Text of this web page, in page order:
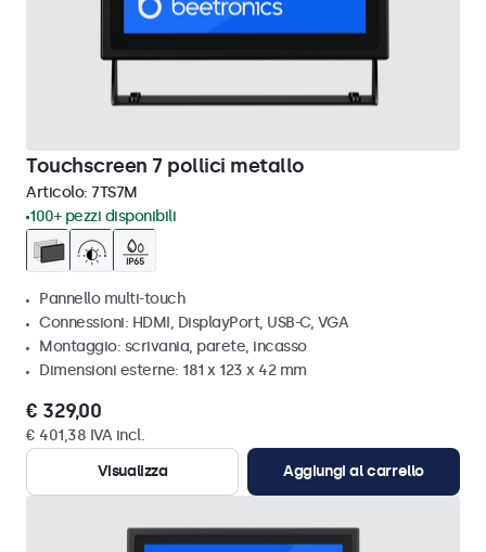
Touchscreen 7 pollici metallo
Articolo: 7TS7M
100+ pezzi disponibili
Pannello multi-touch
Connessioni: HDMI, DisplayPort, USB-C, VGA
Montaggio: scrivania, parete, incasso
Dimensioni esterne: 181 x 123 x 42 mm
€ 329,00
€ 401,38 IVA incl.
Visualizza
Aggiungi al carrello